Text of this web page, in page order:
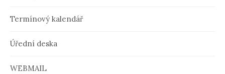
k
u
Termínový kalendář
Úřední deska
WEBMAIL